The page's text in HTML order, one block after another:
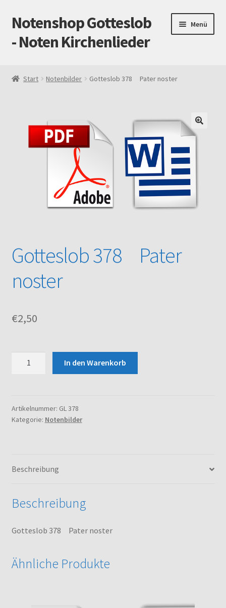
Zur
Navigation
springen
Zum
Inhalt
springen
Notenshop Gotteslob
- Noten Kirchenlieder
Menü
Cookie-Richtlinie (EU)
Gotteslob alt / neu
Kasse
Mein Konto
Versand und Zahlungsbedingungen
Start Notenbilder Gotteslob 378 Pater noster
Gotteslob 378 Pater
noster
€2,50
Menge
In den Warenkorb
Artikelnummer: GL 378
Kategorie: Notenbilder
Beschreibung
Beschreibung
Gotteslob 378 Pater noster
Ähnliche Produkte